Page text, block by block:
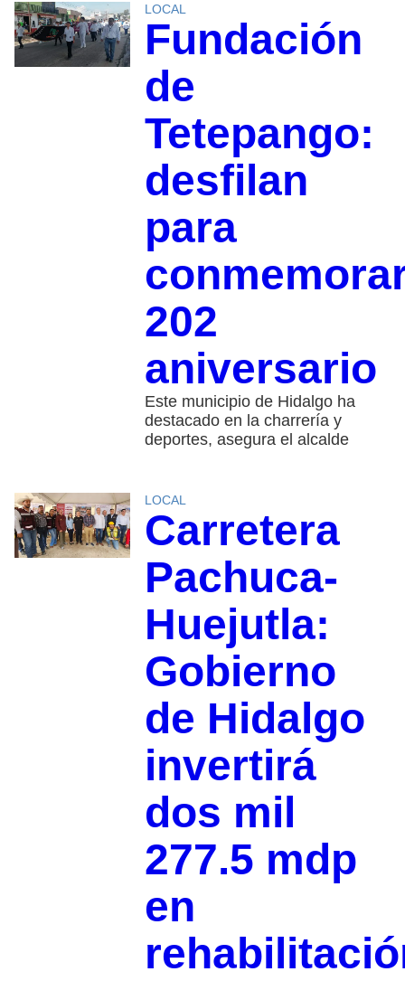
LOCAL
Fundación
de
Tetepango:
desfilan
para
202
aniversario
Este municipio de Hidalgo ha
destacado en la charrería y
deportes, asegura el alcalde
LOCAL
Carretera
Pachuca-
Huejutla:
Gobierno
de Hidalgo
invertirá
dos mil
277.5 mdp
en